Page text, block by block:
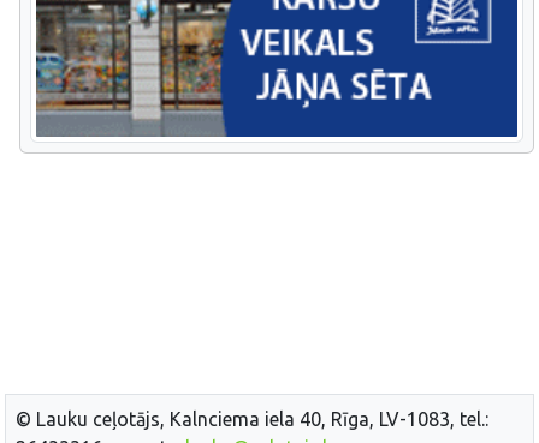
© Lauku ceļotājs, Kalnciema iela 40, Rīga, LV-1083, tel.: